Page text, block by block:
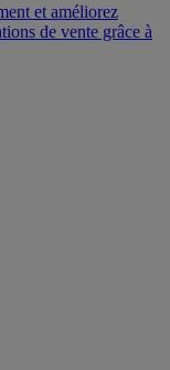
et améliorez
de vente grâce à